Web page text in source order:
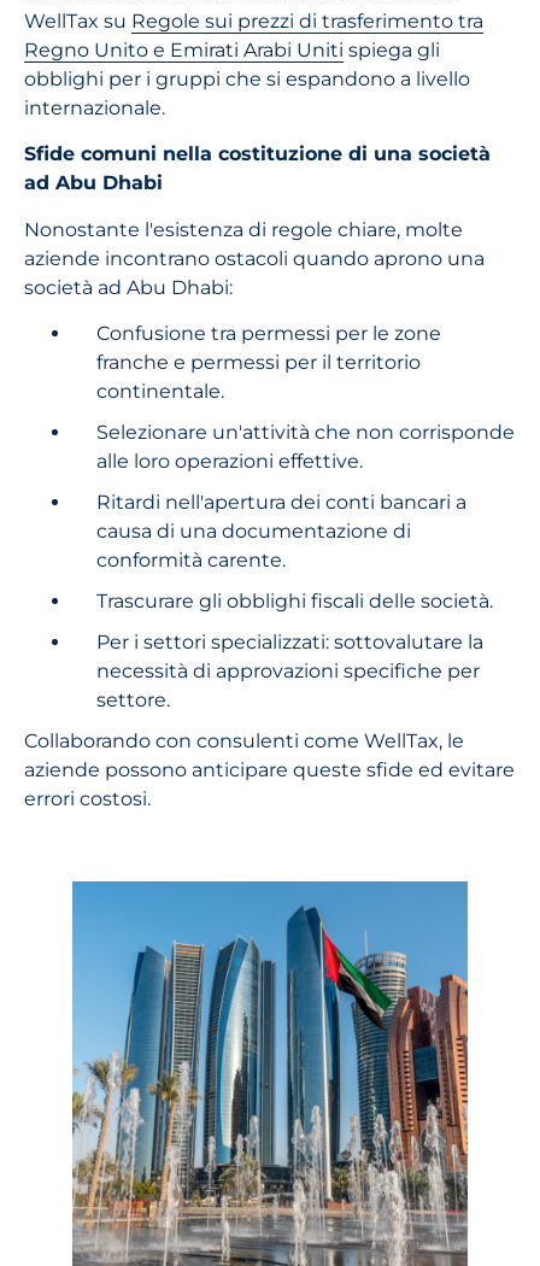
WellTax su Regole sui prezzi di trasferimento tra
Regno Unito e Emirati Arabi Uniti spiega gli
obblighi per i gruppi che si espandono a livello
internazionale.
Sfide comuni nella costituzione di una società
ad Abu Dhabi
Nonostante l'esistenza di regole chiare, molte
aziende incontrano ostacoli quando aprono una
società ad Abu Dhabi:
Confusione tra permessi per le zone
franche e permessi per il territorio
continentale.
Selezionare un'attività che non corrisponde
alle loro operazioni effettive.
Ritardi nell'apertura dei conti bancari a
causa di una documentazione di
conformità carente.
Trascurare gli obblighi fiscali delle società.
Per i settori specializzati: sottovalutare la
necessità di approvazioni specifiche per
settore.
Collaborando con consulenti come WellTax, le
aziende possono anticipare queste sfide ed evitare
errori costosi.